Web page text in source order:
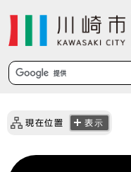
現在位置 表示